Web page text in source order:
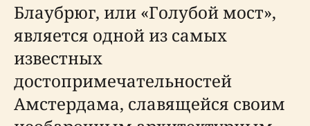
Блаубрюг, или «Голубой мост»,
является одной из самых
известных
достопримечательностей
Амстердама, славящейся своим